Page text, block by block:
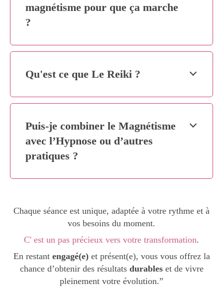
magnétisme pour que ça marche
?
Qu'est ce que Le Reiki ?
Puis-je combiner le Magnétisme
avec l’Hypnose ou d’autres
pratiques ?
Chaque séance est unique, adaptée à votre rythme et à
vos besoins du moment.
C' est un pas précieux vers votre transformation.
En restant engagé(e)et présent(e), vous vous offrez la
chance d’obtenir des résultats durableset de vivre
pleinement votre évolution.”